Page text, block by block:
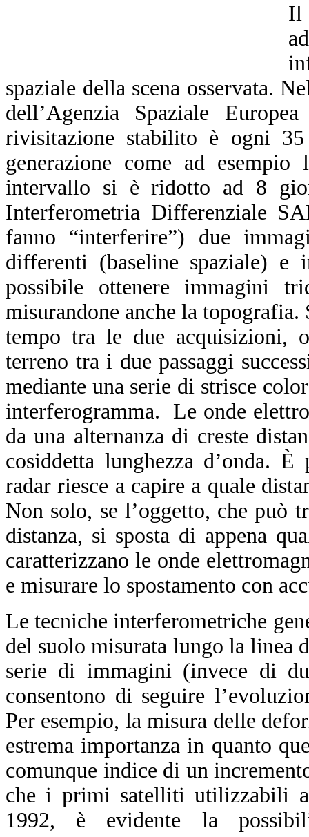
Il
spaziale della scena osservata.
dell’Agenzia Spaziale
rivisitazione stabilito è ogni
generazione come ad
intervallo si è ridotto ad 8
Interferometria Differenziale
fanno “interferire”) due
differenti (baseline spaziale) e
possibile ottenere immagini
misurandone anche la
tempo tra le due acquisizioni,
terreno tra i due passaggi
mediante una serie di strisce
interferogramma. Le onde
da una alternanza di creste
cosiddetta lunghezza d’onda.
radar riesce a capire a quale
Non solo, se l’oggetto, che può
distanza, si sposta di appena
caratterizzano le onde
e misurare lo spostamento con
Le tecniche interferometriche
del suolo misurata lungo la linea
serie di immagini (invece di
consentono di seguire
Per esempio, la misura delle
estrema importanza in quanto
comunque indice di un
che i primi satelliti utilizzabili
1992, è evidente la